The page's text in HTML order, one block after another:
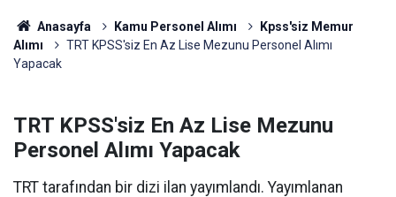
Anasayfa Kamu Personel Alımı
Kpss'siz Memur
Alımı
TRT KPSS'siz En Az Lise Mezunu Personel Alımı
Yapacak
TRT KPSS'siz En Az Lise Mezunu
Personel Alımı Yapacak
TRT tarafından bir dizi ilan yayımlandı. Yayımlanan